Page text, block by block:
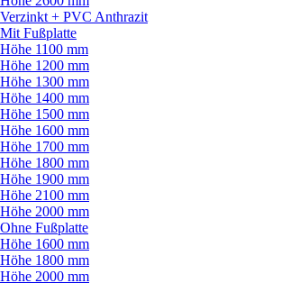
Verzinkt + PVC Anthrazit
Mit Fußplatte
Höhe 1100 mm
Höhe 1200 mm
Höhe 1300 mm
Höhe 1400 mm
Höhe 1500 mm
Höhe 1600 mm
Höhe 1700 mm
Höhe 1800 mm
Höhe 1900 mm
Höhe 2100 mm
Höhe 2000 mm
Ohne Fußplatte
Höhe 1600 mm
Höhe 1800 mm
Höhe 2000 mm